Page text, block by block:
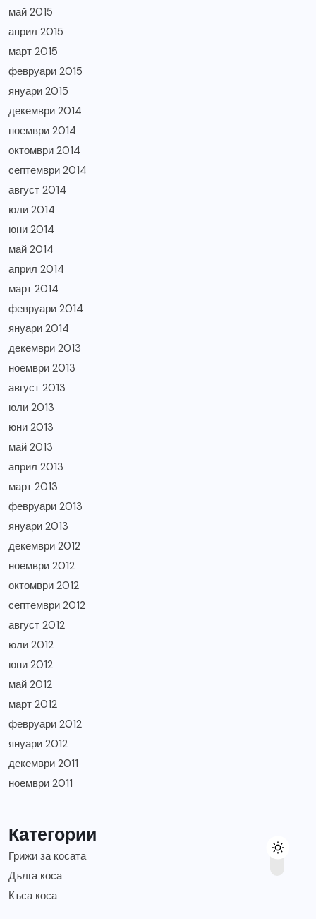
май 2015
април 2015
март 2015
февруари 2015
януари 2015
декември 2014
ноември 2014
октомври 2014
септември 2014
август 2014
юли 2014
юни 2014
май 2014
април 2014
март 2014
февруари 2014
януари 2014
декември 2013
ноември 2013
август 2013
юли 2013
юни 2013
май 2013
април 2013
март 2013
февруари 2013
януари 2013
декември 2012
ноември 2012
октомври 2012
септември 2012
август 2012
юли 2012
юни 2012
май 2012
март 2012
февруари 2012
януари 2012
декември 2011
ноември 2011
Категории
Грижи за косата
Дълга коса
Къса коса